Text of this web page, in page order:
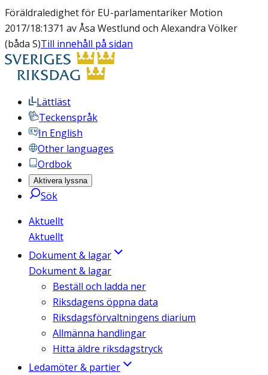
Föräldraledighet för EU-parlamentariker Motion
2017/18:1371 av Åsa Westlund och Alexandra Völker
(båda S)Till innehåll på sidan
Lättläst
Teckenspråk
In English
Other languages
Ordbok
Aktivera lyssna
Sök
Aktuellt
Aktuellt
Dokument & lagar
Dokument & lagar
Beställ och ladda ner
Riksdagens öppna data
Riksdagsförvaltningens diarium
Allmänna handlingar
Hitta äldre riksdagstryck
Ledamöter & partier